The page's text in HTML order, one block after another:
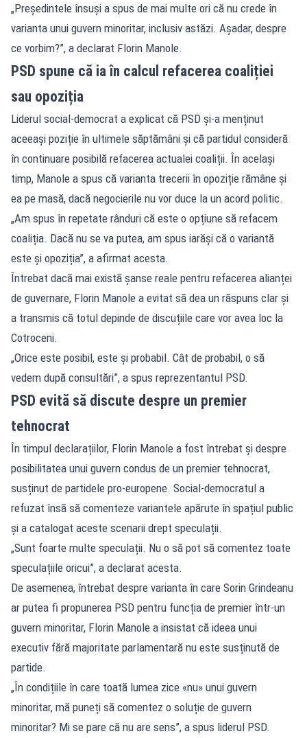
„Președintele însuși a spus de mai multe ori că nu crede în
varianta unui guvern minoritar, inclusiv astăzi. Așadar, despre
ce vorbim?”, a declarat Florin Manole.
PSD spune că ia în calcul refacerea coaliției
sau opoziția
Liderul social-democrat a explicat că PSD și-a menținut
aceeași poziție în ultimele săptămâni și că partidul consideră
în continuare posibilă refacerea actualei coaliții. În același
timp, Manole a spus că varianta trecerii în opoziție rămâne și
ea pe masă, dacă negocierile nu vor duce la un acord politic.
„Am spus în repetate rânduri că este o opțiune să refacem
coaliția. Dacă nu se va putea, am spus iarăși că o variantă
este și opoziția”, a afirmat acesta.
Întrebat dacă mai există șanse reale pentru refacerea alianței
de guvernare, Florin Manole a evitat să dea un răspuns clar și
a transmis că totul depinde de discuțiile care vor avea loc la
Cotroceni.
„Orice este posibil, este și probabil. Cât de probabil, o să
vedem după consultări”, a spus reprezentantul PSD.
PSD evită să discute despre un premier
tehnocrat
În timpul declarațiilor, Florin Manole a fost întrebat și despre
posibilitatea unui guvern condus de un premier tehnocrat,
susținut de partidele pro-europene. Social-democratul a
refuzat însă să comenteze variantele apărute în spațiul public
și a catalogat aceste scenarii drept speculații.
„Sunt foarte multe speculații. Nu o să pot să comentez toate
speculațiile oricui”, a declarat acesta.
De asemenea, întrebat despre varianta în care Sorin Grindeanu
ar putea fi propunerea PSD pentru funcția de premier într-un
guvern minoritar, Florin Manole a insistat că ideea unui
executiv fără majoritate parlamentară nu este susținută de
partide.
„În condițiile în care toată lumea zice «nu» unui guvern
minoritar, mă puneți să comentez o soluție de guvern
minoritar? Mi se pare că nu are sens”, a spus liderul PSD.